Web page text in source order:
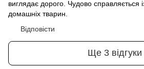
виглядає дорого. Чудово справляється
домашніх тварин.
Відповісти
Ще 3 відгуки